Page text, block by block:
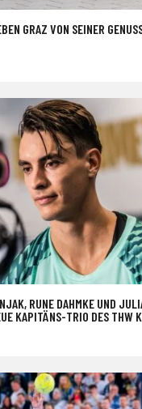
GRAZ VON SEINER
RUNE DAHMKE UND
KAPITÄNS-TRIO DES THW